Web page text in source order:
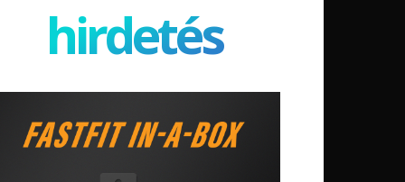
hirdetés